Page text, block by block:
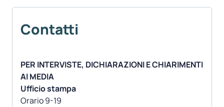
Contatti
PER INTERVISTE, DICHIARAZIONI E CHIARIMENTI
AI MEDIA
Ufficio stampa
Orario 9-19